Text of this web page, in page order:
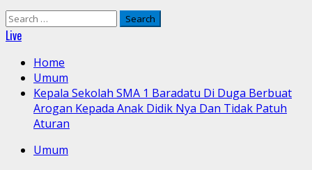
Search
for:
Live
Home
Umum
Kepala Sekolah SMA 1 Baradatu Di Duga Berbuat
Arogan Kepada Anak Didik Nya Dan Tidak Patuh
Aturan
Umum